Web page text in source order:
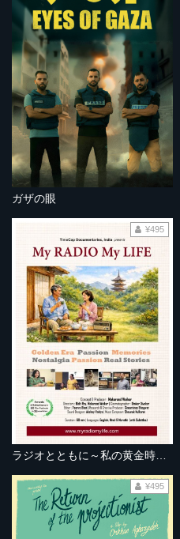
ガザの眼
¥495
¥495